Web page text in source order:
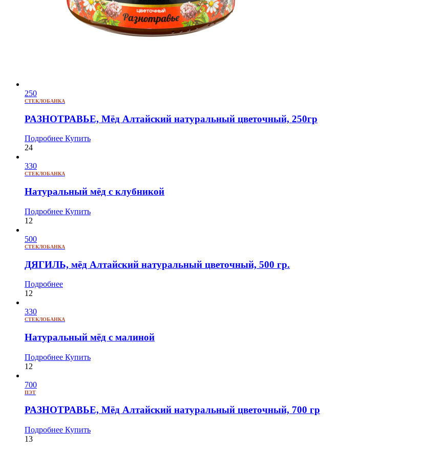
250
СТЕКЛОБАНКА
РАЗНОТРАВЬЕ, Мёд Алтайский натуральный цветочный, 250гр
Подробнее Купить
24
330
СТЕКЛОБАНКА
Натуральный мёд с клубникой
Подробнее Купить
12
500
СТЕКЛОБАНКА
ДЯГИЛЬ, мёд Алтайский натуральный цветочный, 500 гр.
Подробнее
12
330
СТЕКЛОБАНКА
Натуральный мёд с малиной
Подробнее Купить
12
700
ПЭТ
РАЗНОТРАВЬЕ, Мёд Алтайский натуральный цветочный, 700 гр
Подробнее Купить
13